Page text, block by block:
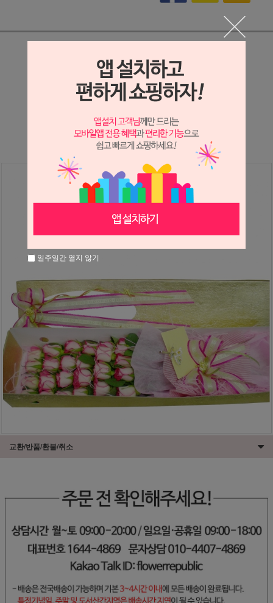
상세정보 새창 열기
상세 정보를 확대해 보실 수 있습니다.
※ 필독해주세요 ※
장미는 시세 변동에 따라 가격이 달라질 수 있으니
교환/반품/환불/취소
일주일간 열지 않기